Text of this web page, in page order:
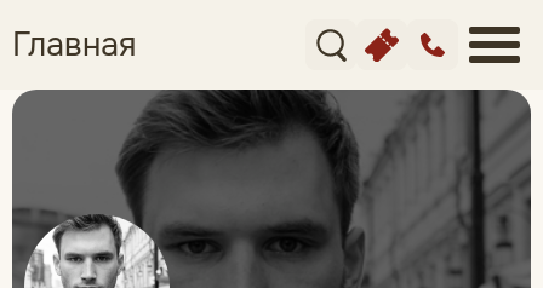
Главная